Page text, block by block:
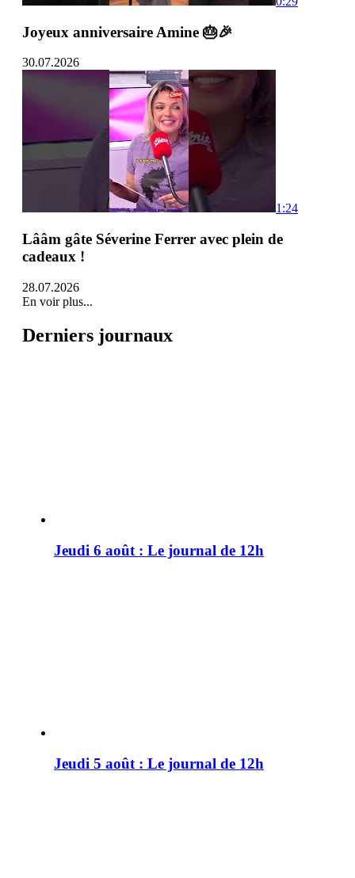
Joyeux anniversaire Amine 🎂🎉
30.07.2026
1:24
Lââm gâte Séverine Ferrer avec plein de
cadeaux !
28.07.2026
En voir plus...
Derniers journaux
Jeudi 6 août : Le journal de 12h
Jeudi 5 août : Le journal de 12h